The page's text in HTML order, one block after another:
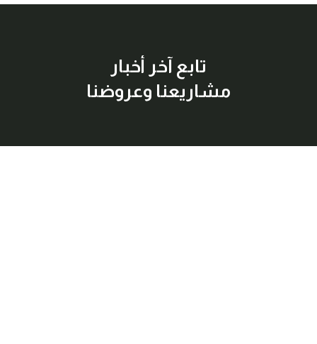
تابع آخر أخبار
مشاريعنا وعروضنا